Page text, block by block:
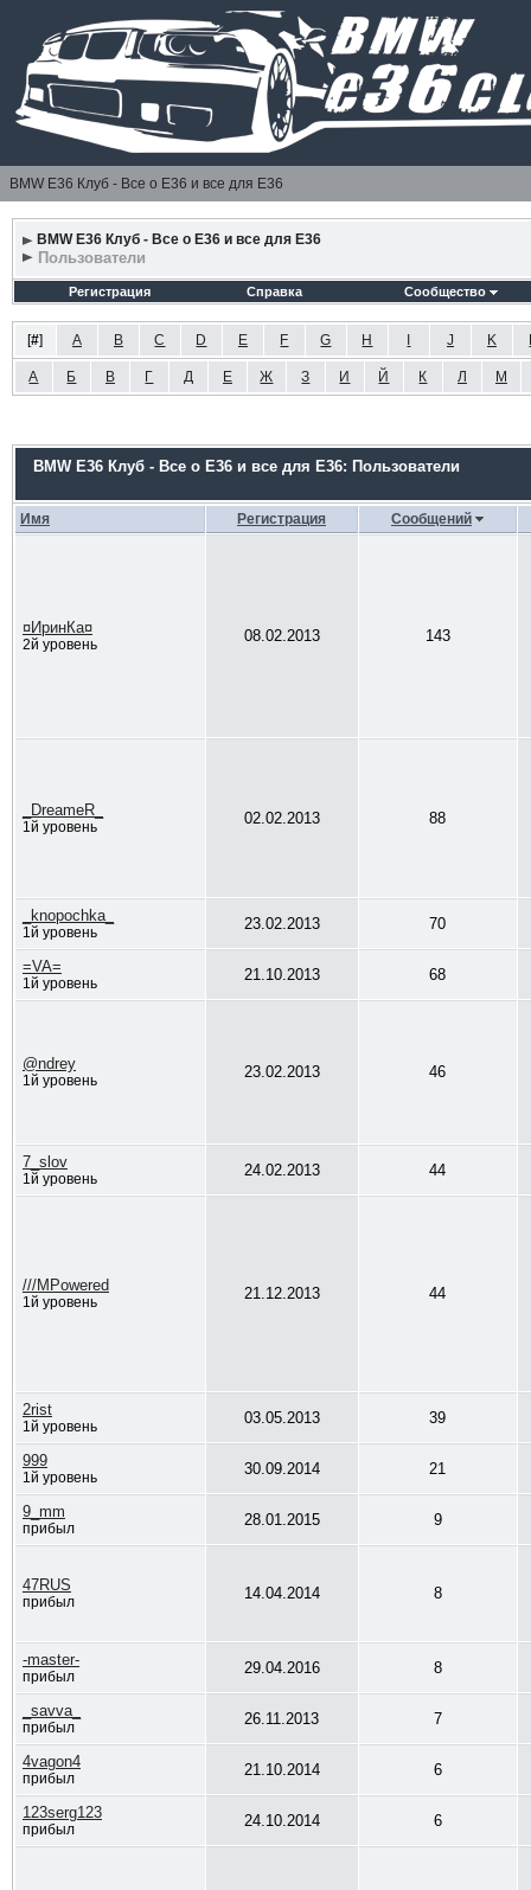
BMW E36 Клуб - Все о Е36 и все для Е36
BMW E36 Клуб - Все о Е36 и все для Е36
Пользователи
Регистрация Справка Сообщество
[#] A B C D E F G H J K
А Б В Г Д Е Ж З И Й К Л М
BMW E36 Клуб - Все о Е36 и все для Е36: Пользователи
Имя Регистрация Сообщений
¤ИринКа¤
2й уровень 08.02.2013 143
_DreameR_
1й уровень 02.02.2013 88
_knopochka_
1й уровень 23.02.2013 70
=VA=
1й уровень 21.10.2013 68
@ndrey
1й уровень 23.02.2013 46
7_slov
1й уровень 24.02.2013 44
///MPowered
1й уровень 21.12.2013 44
2rist
1й уровень 03.05.2013 39
999
1й уровень 30.09.2014 21
9_mm
прибыл 28.01.2015 9
47RUS
прибыл 14.04.2014 8
-master-
прибыл 29.04.2016 8
_savva_
прибыл 26.11.2013 7
4vagon4
прибыл 21.10.2014 6
123serg123
прибыл 24.10.2014 6